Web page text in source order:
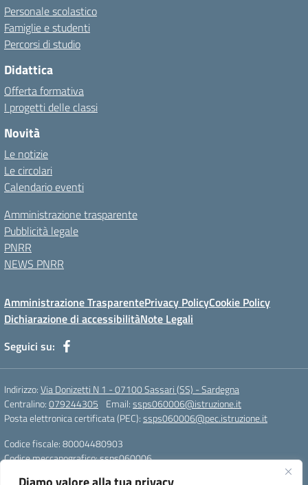
Personale scolastico
Famiglie e studenti
Percorsi di studio
Didattica
Offerta formativa
I progetti delle classi
Novità
Le notizie
Le circolari
Calendario eventi
Amministrazione trasparente
Pubblicità legale
PNRR
NEWS PNRR
Amministrazione TrasparentePrivacy PolicyCookie Policy
Dichiarazione di accessibilitàNote Legali
Seguici su:
Indirizzo:Via Donizetti N 1 - 07100 Sassari (SS) - Sardegna
Centralino:079244305 Email:ssps060006@istruzione.it
Posta elettronica certificata (PEC):ssps060006@pec.istruzione.it
Codice fiscale: 80004480903
Codice meccanografico:ssps060006